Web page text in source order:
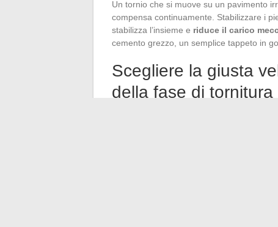
Un tornio che si muove su un pavimento
compensa continuamente. Stabilizzare i
stabilizza l’insieme e riduce il carico
cemento grezzo, un semplice tappeto in
Scegliere la giusta
della fase di tornitura